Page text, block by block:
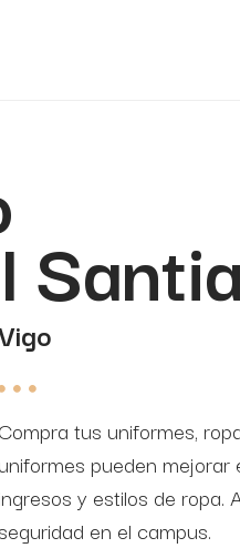
Compra tus uniformes,
uniformes pueden
ingresos y estilos de ropa.
en el campus.